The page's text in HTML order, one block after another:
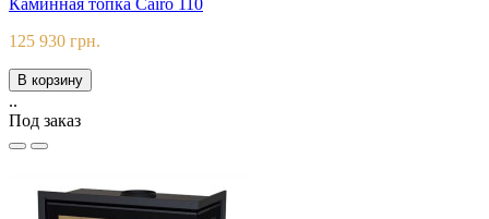
Каминная топка Cairo 110
125 930 грн.
В корзину
..
Под заказ